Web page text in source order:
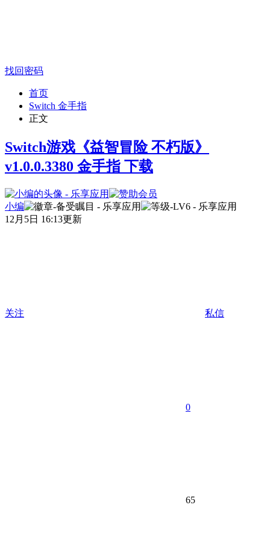
找回密码
首页
Switch 金手指
正文
Switch游戏《益智冒险 不朽版》
v1.0.0.3380 金手指 下载
小编
12月5日 16:13更新
关注 私信
0
65